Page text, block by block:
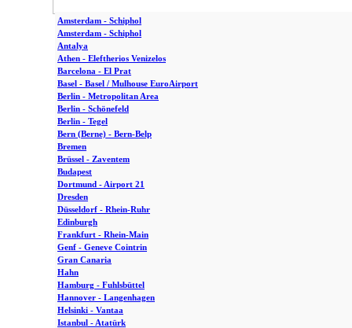
Amsterdam - Schiphol
Amsterdam - Schiphol
Antalya
Athen - Eleftherios Venizelos
Barcelona - El Prat
Basel - Basel / Mulhouse EuroAirport
Berlin - Metropolitan Area
Berlin - Schönefeld
Berlin - Tegel
Bern (Berne) - Bern-Belp
Bremen
Brüssel - Zaventem
Budapest
Dortmund - Airport 21
Dresden
Düsseldorf - Rhein-Ruhr
Edinburgh
Frankfurt - Rhein-Main
Genf - Geneve Cointrin
Gran Canaria
Hahn
Hamburg - Fuhlsbüttel
Hannover - Langenhagen
Helsinki - Vantaa
Istanbul - Atatürk